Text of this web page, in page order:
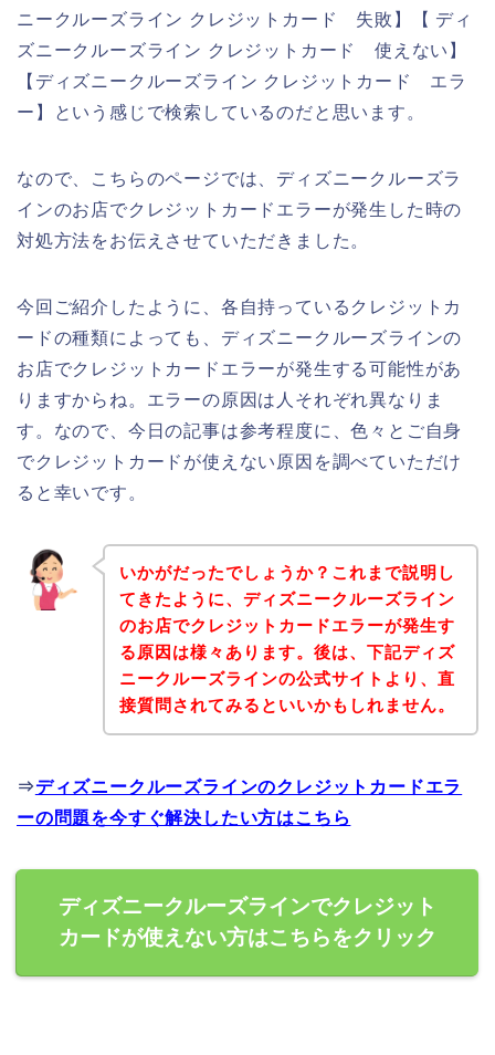
ニークルーズライン クレジットカード 失敗】【 ディ
ズニークルーズライン クレジットカード 使えない】
【ディズニークルーズライン クレジットカード エラ
ー】という感じで検索しているのだと思います。
なので、こちらのページでは、ディズニークルーズラ
インのお店でクレジットカードエラーが発生した時の
対処方法をお伝えさせていただきました。
今回ご紹介したように、各自持っているクレジットカ
ードの種類によっても、ディズニークルーズラインの
お店でクレジットカードエラーが発生する可能性があ
りますからね。エラーの原因は人それぞれ異なりま
す。なので、今日の記事は参考程度に、色々とご自身
でクレジットカードが使えない原因を調べていただけ
ると幸いです。
いかがだったでしょうか？これまで説明し
てきたように、ディズニークルーズライン
のお店でクレジットカードエラーが発生す
る原因は様々あります。後は、下記ディズ
ニークルーズラインの公式サイトより、直
接質問されてみるといいかもしれません。
⇒ディズニークルーズラインのクレジットカードエラ
ーの問題を今すぐ解決したい方はこちら
ディズニークルーズラインでクレジット
カードが使えない方はこちらをクリック